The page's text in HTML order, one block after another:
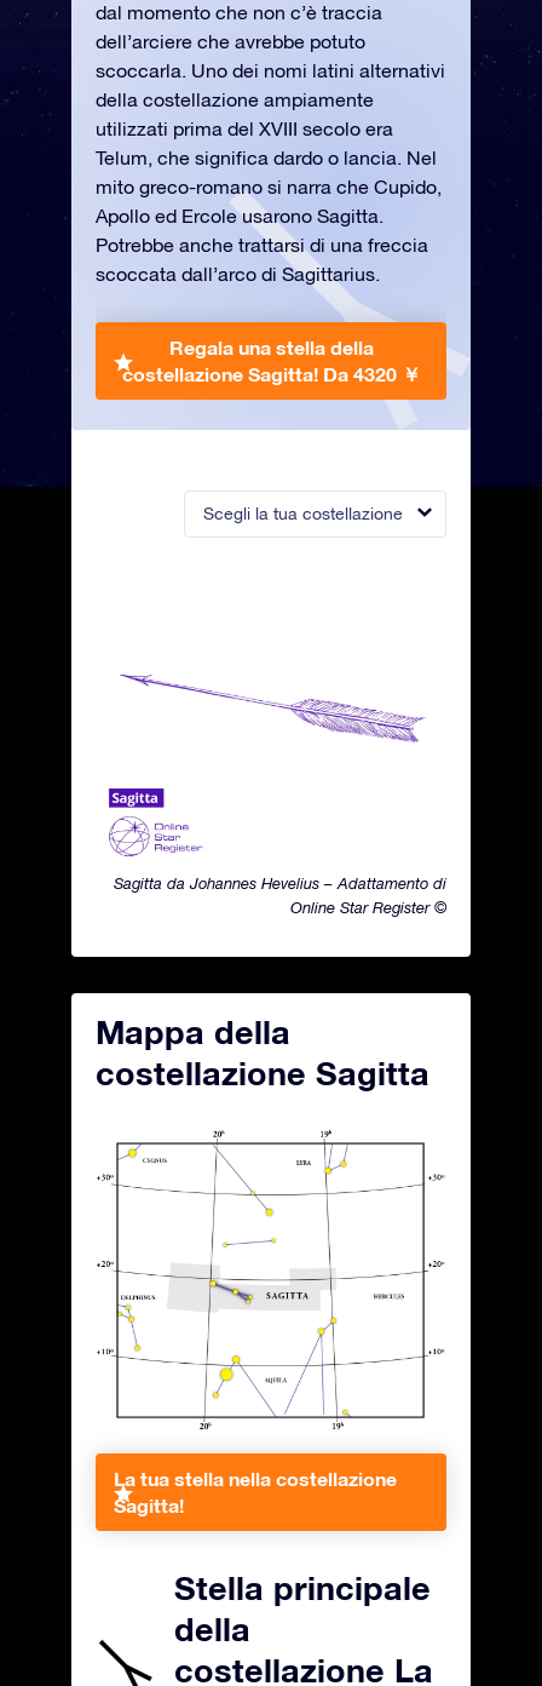
Scegli la tua costellazione
Sagitta da Johannes Hevelius – Adattamento di
Online Star Register ©
dal momento che non c’è traccia
dell’arciere che avrebbe potuto
scoccarla. Uno dei nomi latini alternativi
della costellazione ampiamente
utilizzati prima del XVIII secolo era
Telum, che significa dardo o lancia. Nel
mito greco-romano si narra che Cupido,
Apollo ed Ercole usarono Sagitta.
Potrebbe anche trattarsi di una freccia
scoccata dall’arco di Sagittarius.
Regala una stella della
costellazione Sagitta! Da 4320 ￥
Mappa della
costellazione Sagitta
La tua stella nella costellazione
Sagitta!
Stella principale
della
costellazione La